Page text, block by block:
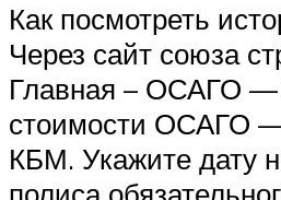
Как посмотреть
Через сайт союза
Главная – ОСАГО —
стоимости ОСАГО —
КБМ. Укажите дату